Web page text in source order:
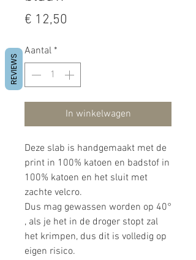
€ 12,50
Aantal *
In winkelwagen
Deze slab is handgemaakt met de
print in 100% katoen en badstof in
100% katoen en het sluit met
zachte velcro.
Dus mag gewassen worden op 40°
, als je het in de droger stopt zal
het krimpen, dus dit is volledig op
eigen risico.
REVIEWS